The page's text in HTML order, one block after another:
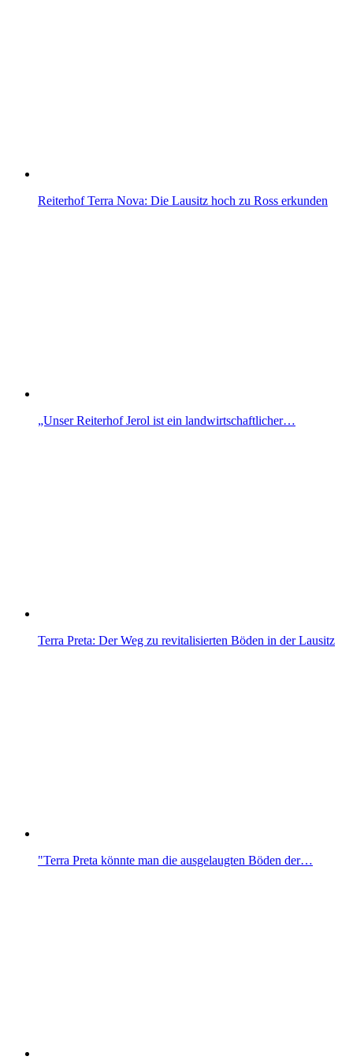
Reiterhof Terra Nova: Die Lausitz hoch zu Ross erkunden
„Unser Reiterhof Jerol ist ein landwirtschaftlicher…
Terra Preta: Der Weg zu revitalisierten Böden in der Lausitz
"Terra Preta könnte man die ausgelaugten Böden der…